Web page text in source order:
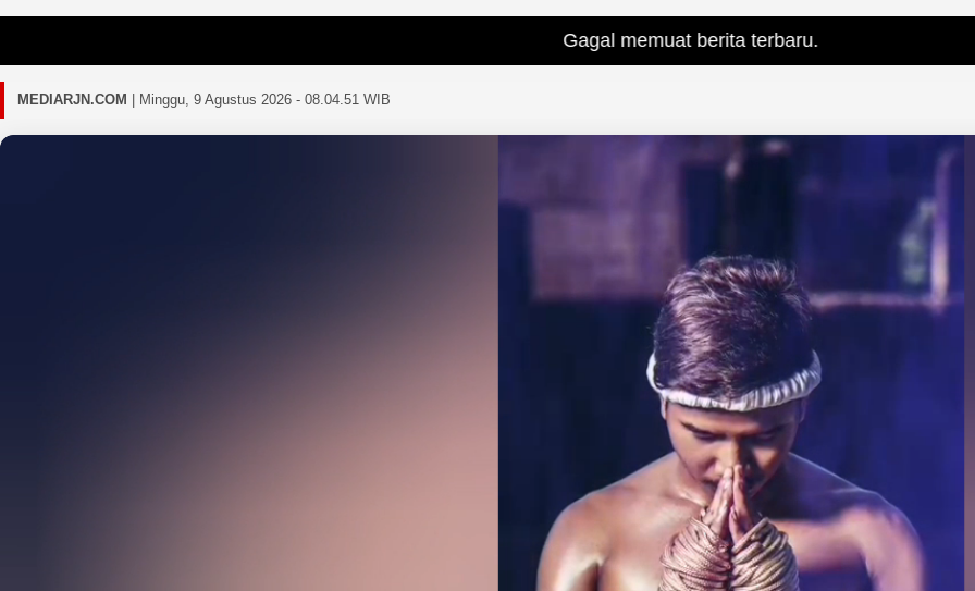
Gagal memuat berita terbaru.
MEDIARJN.COM Minggu, 9 Agustus 2026 - 08.04.54 WIB